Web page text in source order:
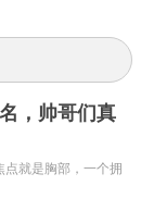
，帅哥们真
就是胸部，一个拥